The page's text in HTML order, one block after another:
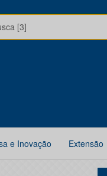
[3]
e Inovação Extensão